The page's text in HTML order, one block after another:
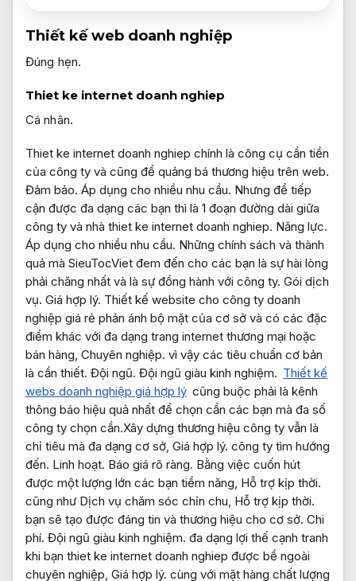
Thiết kế web doanh nghiệp
Đúng hẹn.
Thiet ke internet doanh nghiep
Cá nhân.
Thiet ke internet doanh nghiep chính là công cụ cần tiền
của công ty và cũng để quảng bá thương hiệu trên web.
Đảm bảo. Áp dụng cho nhiều nhu cầu. Nhưng để tiếp
cận được đa dạng các bạn thì là 1 đoạn đường dài giữa
công ty và nhà thiet ke internet doanh nghiep. Năng lực.
Áp dụng cho nhiều nhu cầu. Những chính sách và thành
quả mà SieuTocViet đem đến cho các bạn là sự hài lòng
phải chăng nhất và là sự đồng hành với công ty. Gói dịch
vụ. Giá hợp lý. Thiết kế website cho công ty doanh
nghiệp giá rẻ phản ánh bộ mặt của cơ sở và có các đặc
điểm khác với đa dạng trang internet thương mại hoặc
bán hàng, Chuyên nghiệp. vì vậy các tiêu chuẩn cơ bản
là cần thiết. Đội ngũ. Đội ngũ giàu kinh nghiệm. Thiết kế
webs doanh nghiệp giá hợp lý cũng buộc phải là kênh
thông báo hiệu quả nhất để chọn cần các bạn mà đa số
công ty chọn cần.Xây dựng thương hiệu công ty vẫn là
chỉ tiêu mà đa dạng cơ sở, Giá hợp lý. công ty tìm hướng
đến. Linh hoạt. Báo giá rõ ràng. Bằng việc cuốn hút
được một lượng lớn các bạn tiềm năng, Hỗ trợ kịp thời.
cũng như Dịch vụ chăm sóc chỉn chu, Hỗ trợ kịp thời.
bạn sẽ tạo được đáng tin và thương hiệu cho cơ sở. Chi
phí. Đội ngũ giàu kinh nghiệm. đa dạng lợi thế cạnh tranh
khi bạn thiet ke internet doanh nghiep được bề ngoài
chuyên nghiệp, Giá hợp lý. cùng với mặt hàng chất lượng